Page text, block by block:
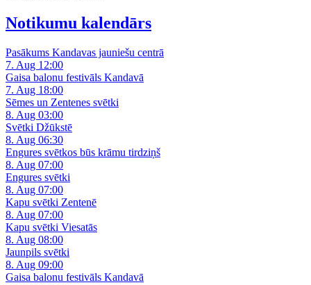
Notikumu kalendārs
Pasākums Kandavas jauniešu centrā
7. Aug 12:00
Gaisa balonu festivāls Kandavā
7. Aug 18:00
Sēmes un Zentenes svētki
8. Aug 03:00
Svētki Džūkstē
8. Aug 06:30
Engures svētkos būs krāmu tirdziņš
8. Aug 07:00
Engures svētki
8. Aug 07:00
Kapu svētki Zentenē
8. Aug 07:00
Kapu svētki Viesatās
8. Aug 08:00
Jaunpils svētki
8. Aug 09:00
Gaisa balonu festivāls Kandavā